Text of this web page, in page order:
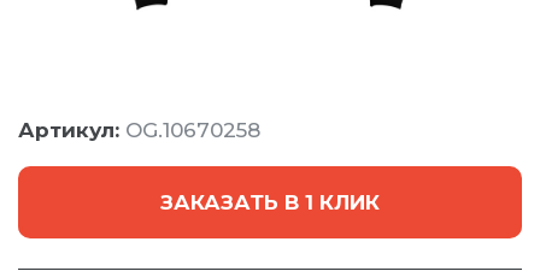
Артикул: OG.10670258
ЗАКАЗАТЬ В 1 КЛИК